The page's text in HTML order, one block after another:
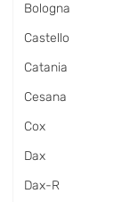
Bologna
Castello
Catania
Cesana
Cox
Dax
Dax-R